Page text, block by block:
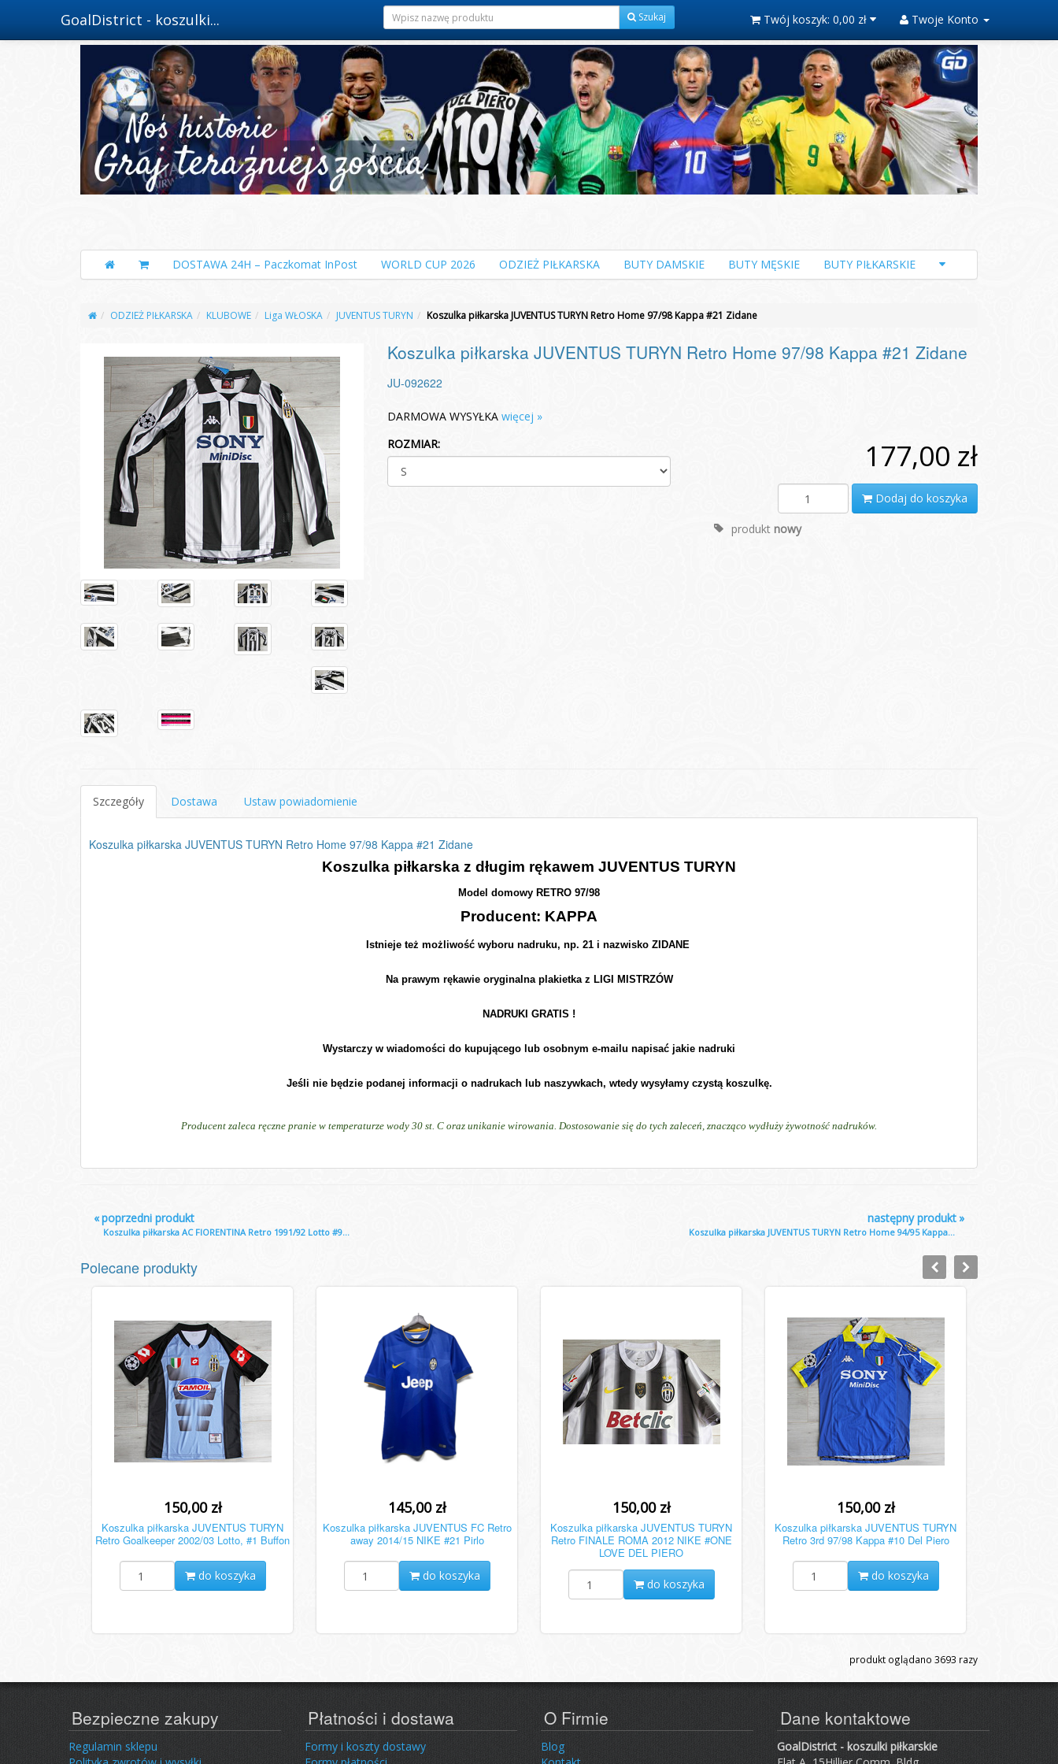
GoalDistrict - koszulki... Szukaj Twój koszyk: 0,00 zł Twoje Konto
DOSTAWA 24H – Paczkomat InPost WORLD CUP 2026 ODZIEŻ PIŁKARSKA BUTY DAMSKIE BUTY MĘSKIE BUTY PIŁKARSKIE
ODZIEŻ PIŁKARSKA KLUBOWE Liga WŁOSKA JUVENTUS TURYN Koszulka piłkarska JUVENTUS TURYN Retro Home 97/98 Kappa #21 Zidane
Koszulka piłkarska JUVENTUS TURYN Retro Home 97/98 Kappa #21 Zidane
JU-092622
DARMOWA WYSYŁKA więcej »
ROZMIAR:
177,00 zł
Dodaj do koszyka
produkt nowy
Szczegóły Dostawa Ustaw powiadomienie
Koszulka piłkarska JUVENTUS TURYN Retro Home 97/98 Kappa #21 Zidane
Koszulka piłkarska z długim rękawem JUVENTUS TURYN
Model domowy RETRO 97/98
Producent: KAPPA
Istnieje też możliwość wyboru nadruku, np. 21 i nazwisko ZIDANE
Na prawym rękawie oryginalna plakietka z LIGI MISTRZÓW
NADRUKI GRATIS !
Wystarczy w wiadomości do kupującego lub osobnym e-mailu napisać jakie nadruki
Jeśli nie będzie podanej informacji o nadrukach lub naszywkach, wtedy wysyłamy czystą koszulkę.
Producent zaleca ręczne pranie w temperaturze wody 30 st. C oraz unikanie wirowania. Dostosowanie się do tych zaleceń, znacząco wydłuży żywotność nadruków.
«poprzedni produkt
Koszulka piłkarska AC FIORENTINA Retro 1991/92 Lotto #9...
»
następny produkt
Koszulka piłkarska JUVENTUS TURYN Retro Home 94/95 Kappa...
Polecane produkty
150,00 zł
Koszulka piłkarska JUVENTUS TURYN
Retro Goalkeeper 2002/03 Lotto, #1 Buffon
do koszyka
145,00 zł
Koszulka piłkarska JUVENTUS FC Retro
away 2014/15 NIKE #21 Pirlo
do koszyka
150,00 zł
Koszulka piłkarska JUVENTUS TURYN
Retro FINALE ROMA 2012 NIKE #ONE
LOVE DEL PIERO
do koszyka
150,00 zł
Koszulka piłkarska JUVENTUS TURYN
Retro 3rd 97/98 Kappa #10 Del Piero
do koszyka
produkt oglądano 3693 razy
Bezpieczne zakupy
Regulamin sklepu
Płatności i dostawa
Formy i koszty dostawy
O Firmie
Blog
Dane kontaktowe
GoalDistrict - koszulki piłkarskie